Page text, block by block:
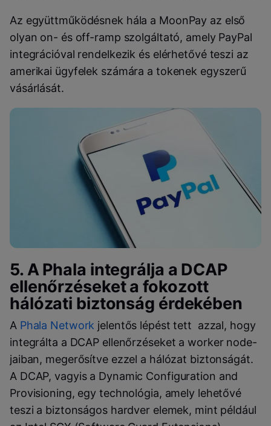
Az együttműködésnek hála a MoonPay az első
olyan on- és off-ramp szolgáltató, amely PayPal
integrációval rendelkezik és elérhetővé teszi az
amerikai ügyfelek számára a tokenek egyszerű
vásárlását.
5. APhala integrálja a DCAP
ellenőrzéseket a fokozott
hálózati biztonság érdekében
A Phala Network jelentős lépést tett azzal, hogy
integrálta a DCAP ellenőrzéseket aworker node-
jaiban, megerősítve ezzel a hálózat biztonságát.
A DCAP, vagyis a Dynamic Configuration and
Provisioning, egy technológia, amely lehetővé
teszi a biztonságos hardver elemek, mint például